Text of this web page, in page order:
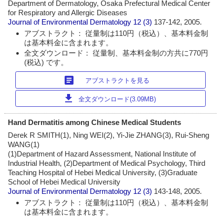
Department of Dermatology, Osaka Prefectural Medical Center
for Respiratory and Allergic Diseases
Journal of Environmental Dermatology 12 (3) 137-142, 2005.
アブストラクト： 従量制は110円（税込）、基本料金制
は基本料金に含まれます。
全文ダウンロード： 従量制、基本料金制の方共に770円
(税込) です。
article アブストラクトを見る
download 全文ダウンロード(3.09MB)
Hand Dermatitis among Chinese Medical Students
Derek R SMITH(1), Ning WEI(2), Yi-Jie ZHANG(3), Rui-Sheng
WANG(1)
(1)Department of Hazard Assessment, National Institute of
Industrial Health, (2)Department of Medical Psychology, Third
Teaching Hospital of Hebei Medical University, (3)Graduate
School of Hebei Medical University
Journal of Environmental Dermatology 12 (3) 143-148, 2005.
アブストラクト： 従量制は110円（税込）、基本料金制
は基本料金に含まれます。